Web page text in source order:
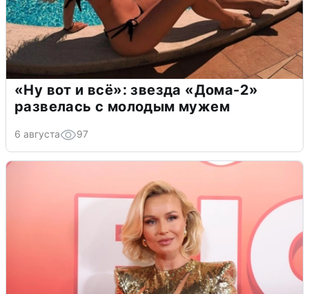
«Ну вот и всё»: звезда «Дома-2»
развелась с молодым мужем
6 августа 97